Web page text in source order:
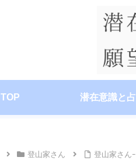
TOP 潜在意識と
登山家さん 登山家さん